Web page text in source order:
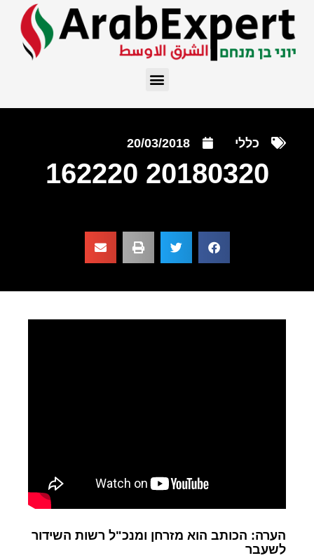
כללי 20/03/2018
20180320 162220
הערה: הכותב הוא מזרחן ומנכ"ל רשות השידור
לשעבר